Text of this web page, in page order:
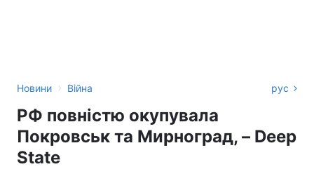
Новини › Війна рус
РФ повністю окупувала
Покровськ та Мирноград, – Deep
State